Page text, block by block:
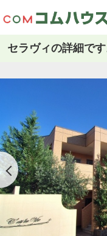
セラヴィの詳細で